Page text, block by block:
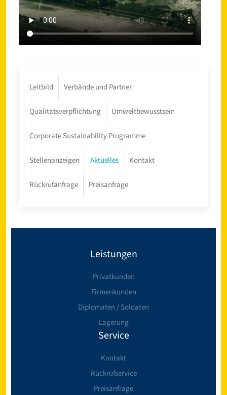
Leitbild Verbände und Partner
Qualitätsverpflichtung Umweltbewusstsein
Corporate Sustainability Programme
Stellenanzeigen Aktuelles Kontakt
Rückrufanfrage Preisanfrage
Leistungen
Privatkunden
Firmenkunden
Diplomaten / Soldaten
Lagerung
Service
Kontakt
Rückrufservice
Preisanfrage